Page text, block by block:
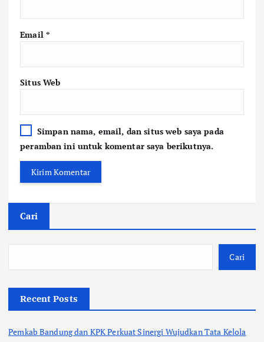
Email *
Situs Web
Simpan nama, email, dan situs web saya pada
peramban ini untuk komentar saya berikutnya.
Cari
Cari
Recent Posts
Pemkab Bandung dan KPK Perkuat Sinergi Wujudkan Tata Kelola